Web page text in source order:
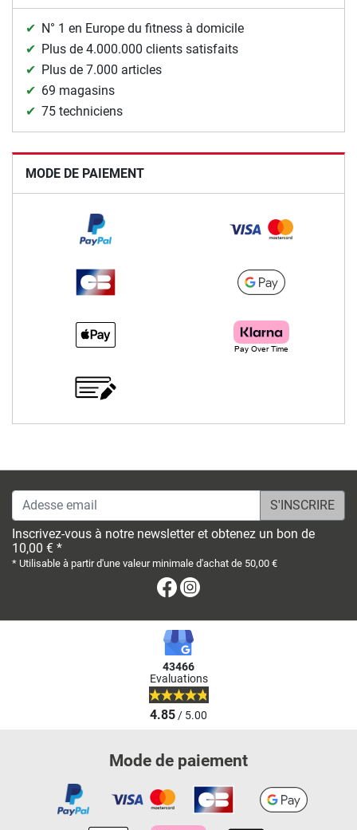
N° 1 en Europe du fitness à domicile
Plus de 4.000.000 clients satisfaits
Plus de 7.000 articles
69 magasins
75 techniciens
MODE DE PAIEMENT
Adesse email
Inscrivez-vous à notre newsletter et obtenez un bon de
10,00 € *
* Utilisable à partir d'une valeur minimale d'achat de 50,00 €
Facebook
43466
Evaluations
4.85/ 5.00
Mode de paiement